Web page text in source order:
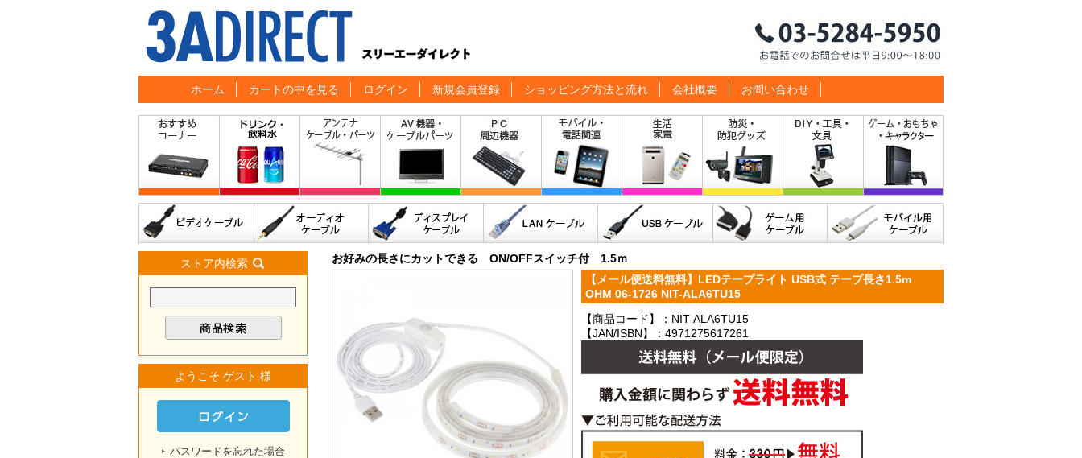
ホーム カートの中を見る ログイン 新規会員登録 ショッピング方法と流れ 会社概要 お問い合わせ
ストア内検索
ようこそ ゲスト 様
パスワードを忘れた場合
お好みの長さにカットできる ON/OFFスイッチ付 1.5ｍ
【メール便送料無料】LEDテープライト USB式 テープ長さ1.5m
OHM 06-1726 NIT-ALA6TU15
【商品コード】：NIT-ALA6TU15
【JAN/ISBN】：4971275617261